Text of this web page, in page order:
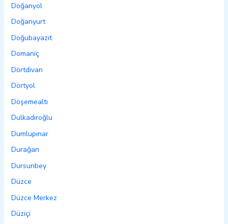
Doğanyol
Doğanyurt
Doğubayazıt
Domaniç
Dörtdivan
Dörtyol
Döşemealtı
Dulkadiroğlu
Dumlupınar
Durağan
Dursunbey
Düzce
Düzce Merkez
Düziçi